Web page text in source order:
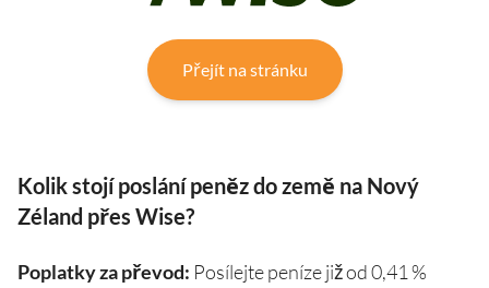
Přejít na stránku
Kolik stojí poslání peněz do země na Nový
Zéland přes Wise?
Poplatky za převod: Posílejte peníze již od 0,41 %